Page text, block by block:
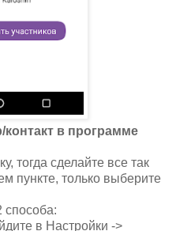
контакт в программе
тогда сделайте все так
пункте, только выберите
способа:
в Настройки ->